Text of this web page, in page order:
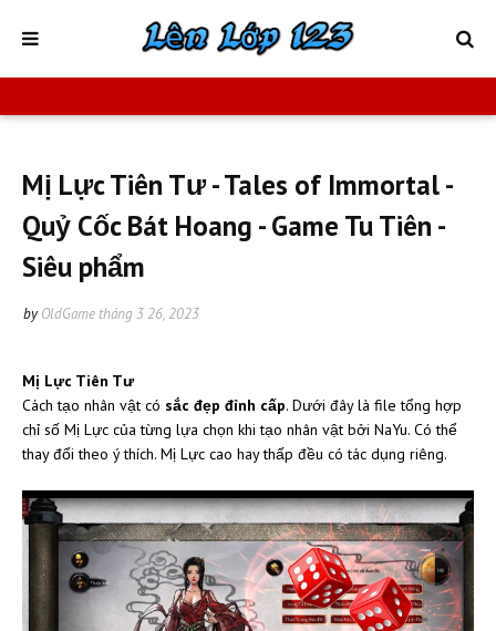
Mị Lực Tiên Tư - Tales of Immortal -
Quỷ Cốc Bát Hoang - Game Tu Tiên -
Siêu phẩm
by OldGame tháng 3 26, 2023
Mị Lực Tiên Tư
Cách tạo nhân vật có sắc đẹp đỉnh cấp. Dưới đây là file tổng hợp
chỉ số Mị Lực của từng lựa chọn khi tạo nhân vật bởi NaYu. Có thể
thay đổi theo ý thích. Mị Lực cao hay thấp đều có tác dụng riêng.